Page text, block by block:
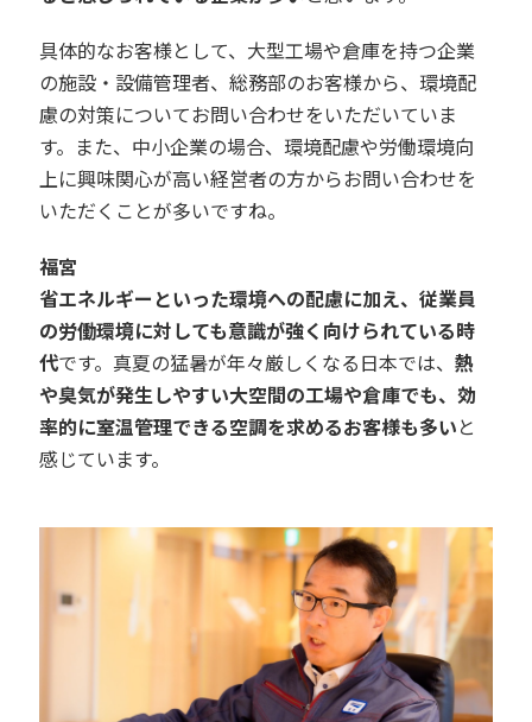
具体的なお客様として、大型工場や倉庫を持つ企業
の施設・設備管理者、総務部のお客様から、環境配
慮の対策についてお問い合わせをいただいていま
す。また、中小企業の場合、環境配慮や労働環境向
上に興味関心が高い経営者の方からお問い合わせを
いただくことが多いですね。
福宮
省エネルギーといった環境への配慮に加え、従業員
の労働環境に対しても意識が強く向けられている時
代です。真夏の猛暑が年々厳しくなる日本では、熱
や臭気が発生しやすい大空間の工場や倉庫でも、効
率的に室温管理できる空調を求めるお客様も多いと
感じています。